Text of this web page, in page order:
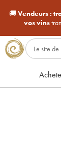
🚚Vendeurs :
vos vins